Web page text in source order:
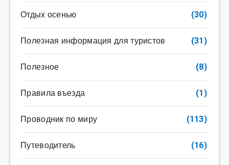
Отдых осенью (30)
Полезная информация для туристов (31)
Полезное (8)
Правила въезда (1)
Проводник по миру (113)
Путеводитель (16)